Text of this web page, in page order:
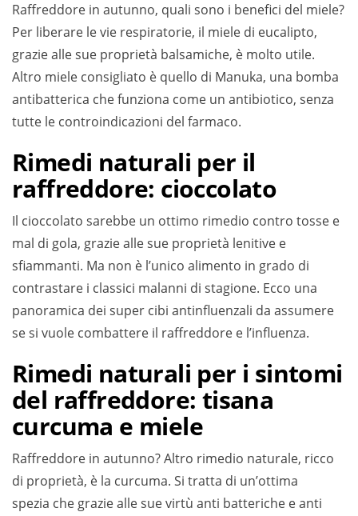
Raffreddore in autunno, quali sono i benefici del miele?
Per liberare le vie respiratorie, il miele di eucalipto,
grazie alle sue proprietà balsamiche, è molto utile.
Altro miele consigliato è quello di Manuka, una bomba
antibatterica che funziona come un antibiotico, senza
tutte le controindicazioni del farmaco.
Rimedi naturali per il
raffreddore: cioccolato
Il cioccolato sarebbe un ottimo rimedio contro tosse e
mal di gola, grazie alle sue proprietà lenitive e
sfiammanti. Ma non è l’unico alimento in grado di
contrastare i classici malanni di stagione. Ecco una
panoramica dei super cibi antinfluenzali da assumere
se si vuole combattere il raffreddore e l’influenza.
Rimedi naturali per i sintomi
del raffreddore: tisana
curcuma e miele
Raffreddore in autunno? Altro rimedio naturale, ricco
di proprietà, è la curcuma. Si tratta di un’ottima
spezia che grazie alle sue virtù anti batteriche e anti